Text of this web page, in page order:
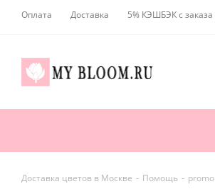
Оплата Доставка 5% КЭШБЭК с заказа
Доставка цветов в Москве - Помощь - promo